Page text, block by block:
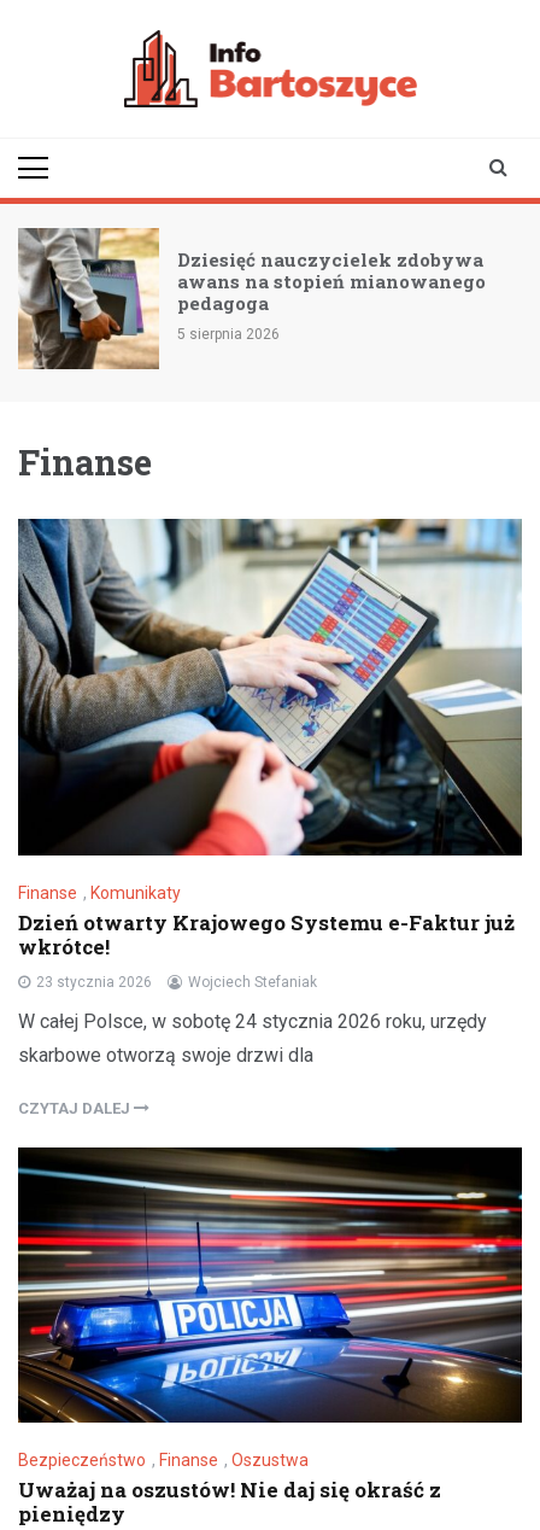
Dziesięć nauczycielek zdobywa
awans na stopień mianowanego
pedagoga
5 sierpnia 2026
Finanse
Finanse , Komunikaty
Dzień otwarty Krajowego Systemu e-Faktur już
wkrótce!
23 stycznia 2026 Wojciech Stefaniak
W całej Polsce, w sobotę 24 stycznia 2026 roku, urzędy
skarbowe otworzą swoje drzwi dla
CZYTAJ DALEJ
Bezpieczeństwo , Finanse , Oszustwa
Uważaj na oszustów! Nie daj się okraść z
pieniędzy